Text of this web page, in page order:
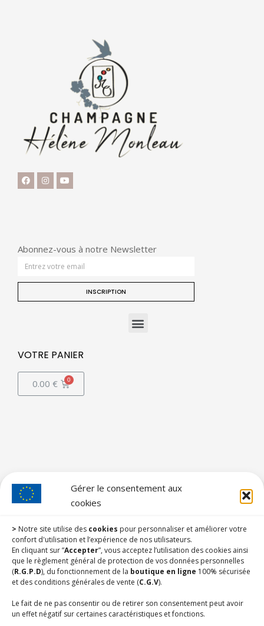
Gérer le consentement aux
cookies
> Notre site utilise des cookies pour personnaliser et améliorer votre
confort d'utilisation et l’expérience de nos utilisateurs.
En cliquant sur ”Accepter”, vous acceptez l’utilisation des cookies ainsi
que le règlement général de protection de vos données personnelles
(R.G.P.D), du fonctionnement de la boutique en ligne 100% sécurisée
et des conditions générales de vente (C.G.V).
Le fait de ne pas consentir ou de retirer son consentement peut avoir
un effet négatif sur certaines caractéristiques et fonctions.
Abonnez-vous à notre Newsletter
INSCRIPTION
VOTRE PANIER
0.00 €